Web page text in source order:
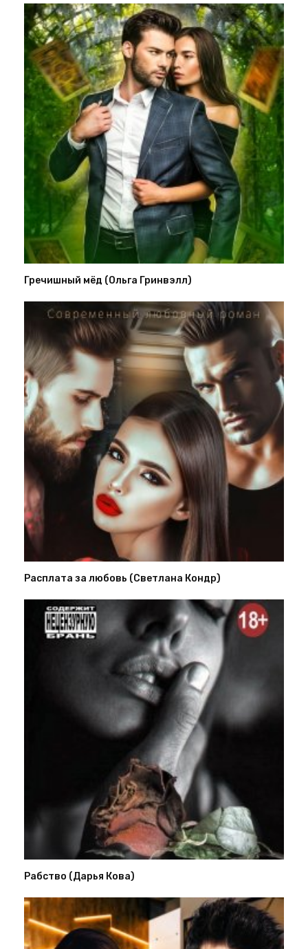
Гречишный мёд (Ольга Гринвэлл)
Расплата за любовь (Светлана Кондр)
Рабство (Дарья Кова)